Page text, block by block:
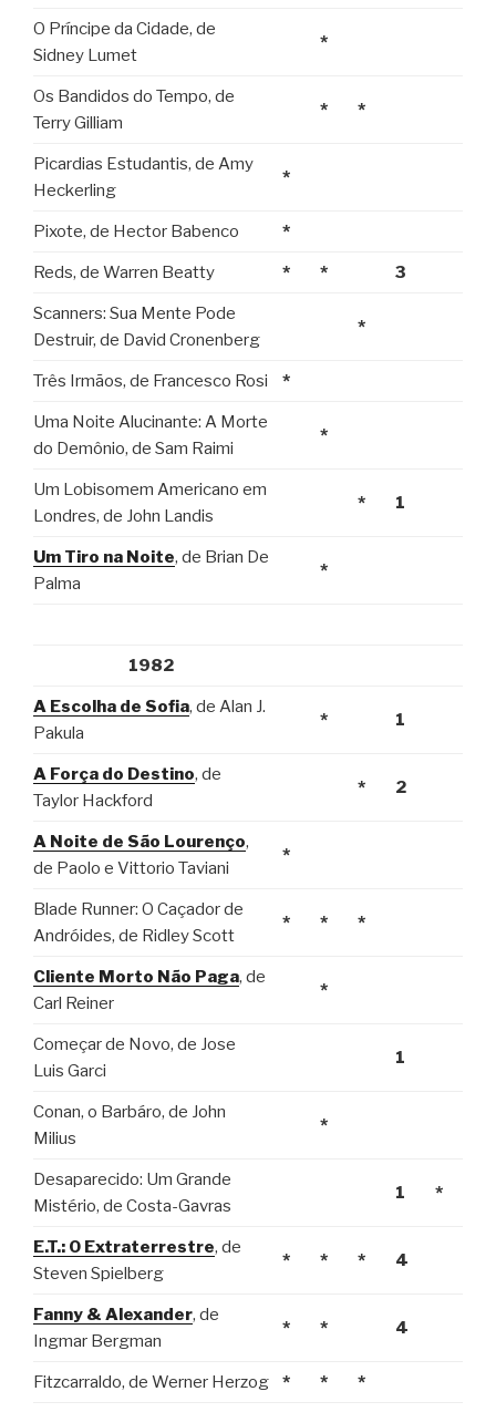
O Príncipe da Cidade, de
Sidney Lumet
*
Os Bandidos do Tempo, de
Terry Gilliam
* *
Picardias Estudantis, de Amy
Heckerling
*
Pixote, de Hector Babenco *
Reds, de Warren Beatty * * 3
Scanners: Sua Mente Pode
Destruir, de David Cronenberg
*
Três Irmãos, de Francesco Rosi *
Uma Noite Alucinante: A Morte
do Demônio, de Sam Raimi
*
Um Lobisomem Americano em
Londres, de John Landis
* 1
Um Tiro na Noite, de Brian De
Palma
*
1982
A Escolha de Sofia, de Alan J.
Pakula
* 1
A Força do Destino, de
Taylor Hackford
* 2
A Noite de São Lourenço,
de Paolo e Vittorio Taviani
*
Blade Runner: O Caçador de
Andróides, de Ridley Scott
* * *
Cliente Morto Não Paga, de
Carl Reiner
*
Começar de Novo, de Jose
Luis Garci
1
Conan, o Barbáro, de John
Milius
*
Desaparecido: Um Grande
Mistério, de Costa-Gavras
1 *
E.T.: O Extraterrestre, de
Steven Spielberg
* * * 4
Fanny & Alexander, de
Ingmar Bergman
* * 4
Fitzcarraldo, de Werner Herzog * * *